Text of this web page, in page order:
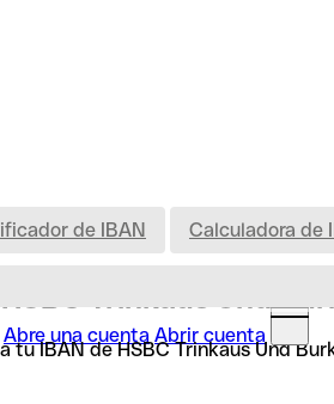
Abre una cuenta Abrir cuenta
de IBAN Calculadora de
Trinkaus Und
tu IBAN de HSBC Trinkaus Und